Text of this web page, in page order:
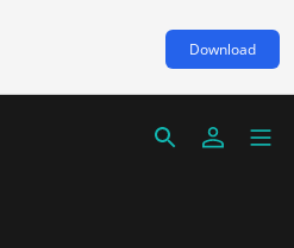
Download